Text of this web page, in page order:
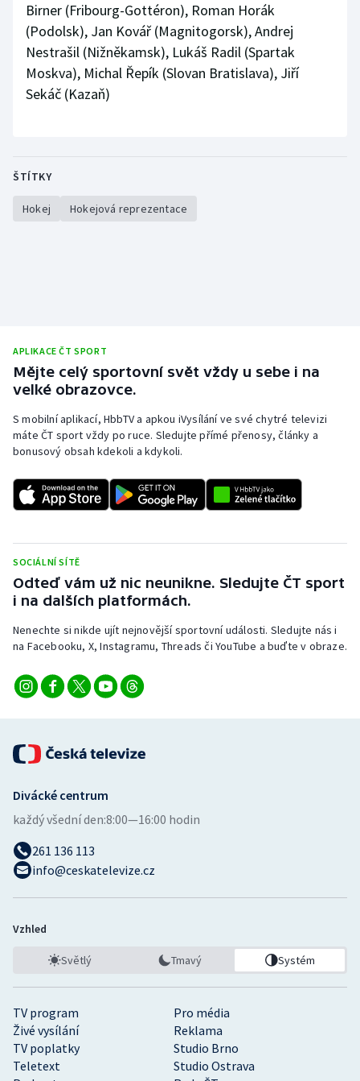
Birner (Fribourg-Gottéron), Roman Horák
(Podolsk), Jan Kovář (Magnitogorsk), Andrej
Nestrašil (Nižněkamsk), Lukáš Radil (Spartak
Moskva), Michal Řepík (Slovan Bratislava), Jiří
Sekáč (Kazaň)
ŠTÍTKY
Hokej Hokejová reprezentace
APLIKACE ČT SPORT
Mějte celý sportovní svět vždy u sebe i na
velké obrazovce.
S mobilní aplikací, HbbTV a apkou iVysílání ve své chytré televizi
máte ČT sport vždy po ruce. Sledujte přímé přenosy, články a
bonusový obsah kdekoli a kdykoli.
SOCIÁLNÍ SÍTĚ
Odteď vám už nic neunikne. Sledujte ČT sport
i na dalších platformách.
Nenechte si nikde ujít nejnovější sportovní události. Sledujte nás i
na Facebooku, X, Instagramu, Threads či YouTube a buďte v obraze.
TV program
Pro média
Živé vysílání
Reklama
TV poplatky
Studio Brno
Teletext
Studio Ostrava
Divácké centrum
každý všední den:8:00—16:00 hodin
261 136 113
info@ceskatelevize.cz
Vzhled
Světlý Tmavý Systém